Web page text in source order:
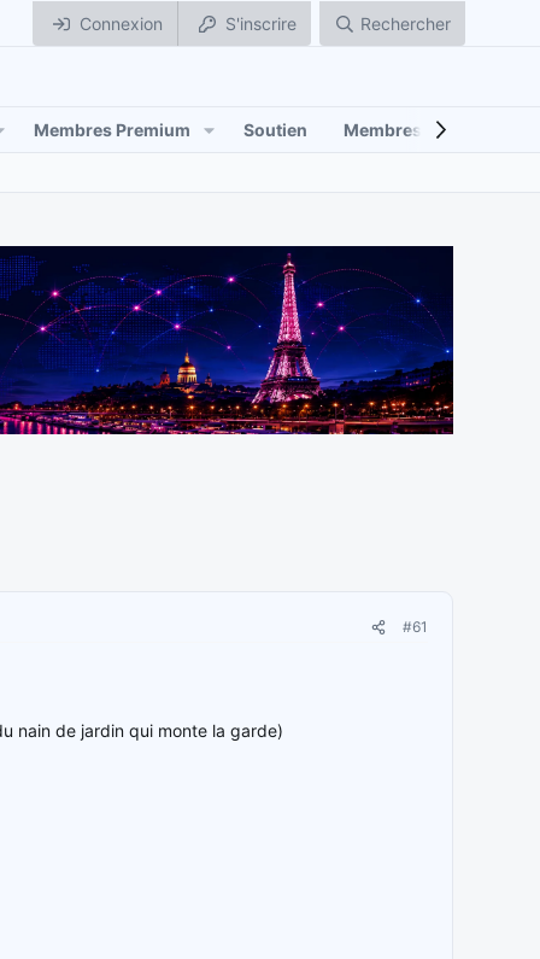
Connexion S'inscrire Rechercher
Membres Premium Soutien Membres
#61
nain de jardin qui monte la garde)